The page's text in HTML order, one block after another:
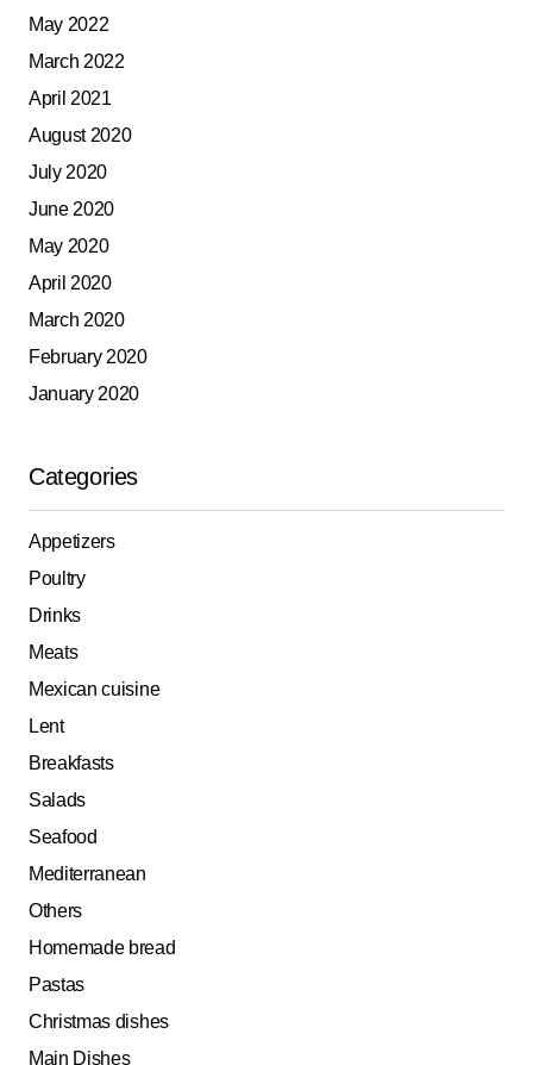
May 2022
March 2022
April 2021
August 2020
July 2020
June 2020
May 2020
April 2020
March 2020
February 2020
January 2020
Categories
Appetizers
Poultry
Drinks
Meats
Mexican cuisine
Lent
Breakfasts
Salads
Seafood
Mediterranean
Others
Homemade bread
Pastas
Christmas dishes
Main Dishes